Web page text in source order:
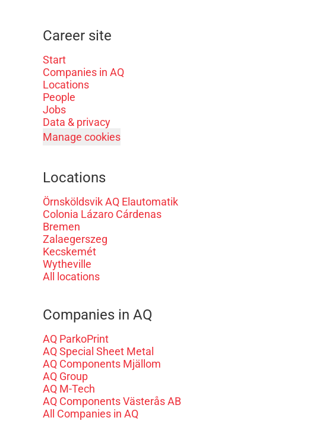
Career site
Start
Companies in AQ
Locations
People
Jobs
Data & privacy
Manage cookies
Locations
Örnsköldsvik AQ Elautomatik
Colonia Lázaro Cárdenas
Bremen
Zalaegerszeg
Kecskemét
Wytheville
All locations
Companies in AQ
AQ ParkoPrint
AQ Special Sheet Metal
AQ Components Mjällom
AQ Group
AQ M-Tech
AQ Components Västerås AB
All Companies in AQ